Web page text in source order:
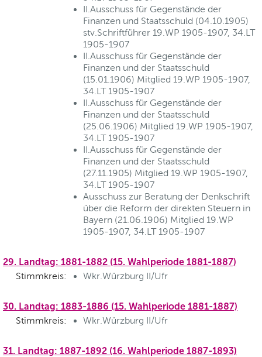
II.Ausschuss für Gegenstände der
Finanzen und Staatsschuld (04.10.1905)
stv.Schriftführer 19.WP 1905-1907, 34.LT
1905-1907
II.Ausschuss für Gegenstände der
Finanzen und der Staatsschuld
(15.01.1906) Mitglied 19.WP 1905-1907,
34.LT 1905-1907
II.Ausschuss für Gegenstände der
Finanzen und der Staatsschuld
(25.06.1906) Mitglied 19.WP 1905-1907,
34.LT 1905-1907
II.Ausschuss für Gegenstände der
Finanzen und der Staatsschuld
(27.11.1905) Mitglied 19.WP 1905-1907,
34.LT 1905-1907
Ausschuss zur Beratung der Denkschrift
über die Reform der direkten Steuern in
Bayern (21.06.1906) Mitglied 19.WP
1905-1907, 34.LT 1905-1907
29. Landtag: 1881-1882 (15. Wahlperiode 1881-1887)
Stimmkreis: Wkr.Würzburg II/Ufr
30. Landtag: 1883-1886 (15. Wahlperiode 1881-1887)
Stimmkreis: Wkr.Würzburg II/Ufr
31. Landtag: 1887-1892 (16. Wahlperiode 1887-1893)